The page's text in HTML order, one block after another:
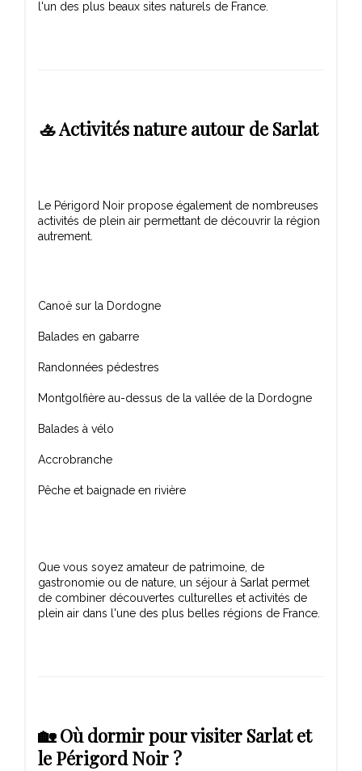
🚣 Activités nature autour de Sarlat
Le Périgord Noir propose également de nombreuses
activités de plein air permettant de découvrir la région
Canoë sur la Dordogne
Balades en gabarre
Randonnées pédestres
Montgolfière au-dessus de la vallée de la Dordogne
Balades à vélo
Accrobranche
Pêche et baignade en rivière
Que vous soyez amateur de patrimoine, de
gastronomie ou de nature, un séjour à Sarlat permet
de combiner découvertes culturelles et activités de
🏡 Où dormir pour visiter Sarlat et
le Périgord Noir ?